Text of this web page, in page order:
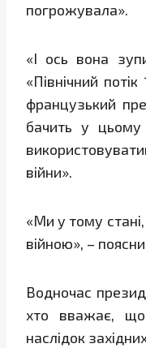
погрожувала».
«І ось вона
«Північний
французький
бачить у цьому
війни».
«Ми у тому
війною», –
Водночас
хто вважає,
наслідок